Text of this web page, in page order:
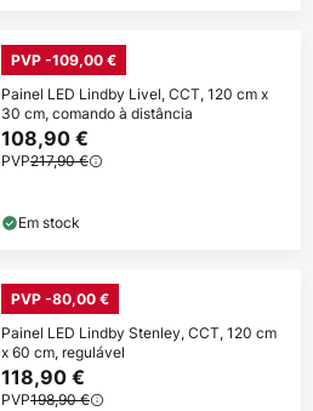
PVP -109,00 €
Painel LED Lindby Livel, CCT, 120 cm x
30 cm, comando à distância
108,90 €
PVP217,90 €
Em stock
PVP -80,00 €
Painel LED Lindby Stenley, CCT, 120 cm
x 60 cm, regulável
118,90 €
PVP198,90 €